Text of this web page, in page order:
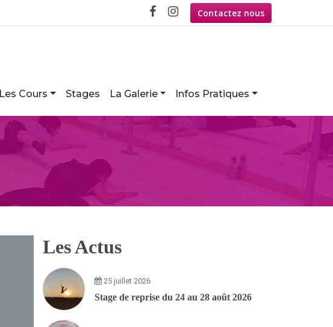
Contactez nous
Les Cours Stages La Galerie Infos Pratiques
Les Actus
25 juillet 2026
Stage de reprise du 24 au 28 août 2026